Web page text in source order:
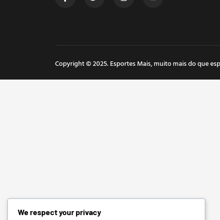
Copyright © 2025. Esportes Mais, muito mais do que
We respect your privacy